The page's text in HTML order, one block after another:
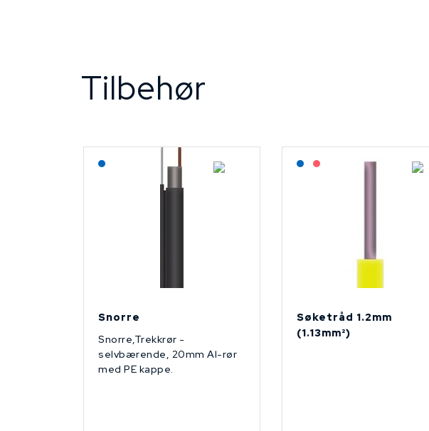
Tilbehør
Snorre
Snorre,Trekkrør -
selvbærende, 20mm Al-rør
med PE kappe.
Lagerført: NEK Kabel
På forespørsel
Søketråd 1.2mm
(1.13mm²)